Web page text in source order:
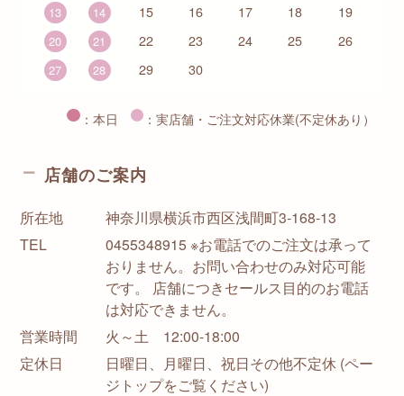
13 14 15 16 17 18 19
20 21 22 23 24 25 26
27 28 29 30
：本日 ：実店舗・ご注文対応休業(不定休あり）
店舗のご案内
所在地
神奈川県横浜市西区浅間町3-168-13
TEL
0455348915 ※お電話でのご注文は承って
おりません。お問い合わせのみ対応可能
です。 店舗につきセールス目的のお電話
は対応できません。
営業時間
火～土 12:00-18:00
定休日
日曜日、月曜日、祝日その他不定休 (ペー
ジトップをご覧ください)